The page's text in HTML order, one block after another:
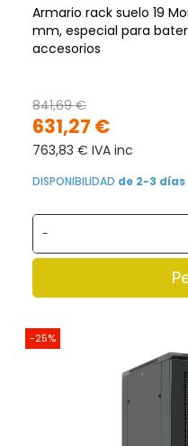
Armario rack suelo 19
mm, especial para
accesorios
631,27 €
841,69 €
763,83 € IVA inc
DISPONIBILIDAD de 2-3 días
-
-25%